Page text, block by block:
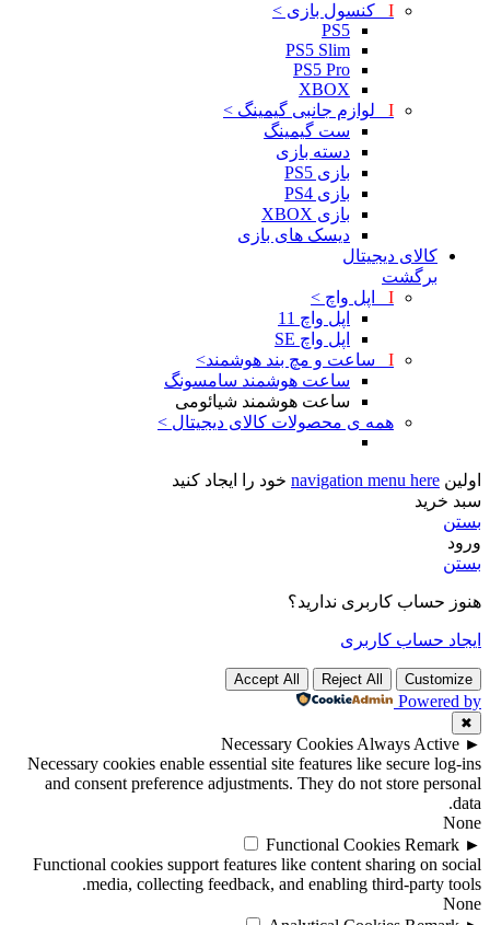
I کنسول بازی >
PS5
PS5 Slim
PS5 Pro
XBOX
I لوازم جانبی گیمینگ >
ست گیمینگ
دسته بازی
بازی PS5
بازی PS4
بازی XBOX
دیسک های بازی
کالای دیجیتال
برگشت
I اپل واچ >
اپل واچ 11
اپل واچ SE
I ساعت و مچ بند هوشمند>
ساعت هوشمند سامسونگ
ساعت هوشمند شیائومی
همه ی محصولات کالای دیجیتال >
اولین navigation menu here خود را ایجاد کنید
سبد خرید
بستن
ورود
بستن
هنوز حساب کاربری ندارید؟
ایجاد حساب کاربری
Customize
Reject All
Accept All
Powered by
✖
►
Necessary Cookies Always Active
Necessary cookies enable essential site features like secure log-ins
and consent preference adjustments. They do not store personal
data.
None
►
Functional Cookies Remark
Functional cookies support features like content sharing on social
media, collecting feedback, and enabling third-party tools.
None